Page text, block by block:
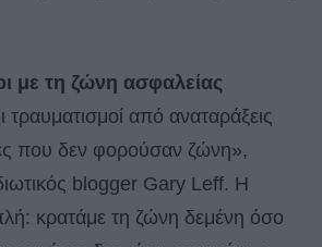
με τη ζώνη ασφαλείας
τραυματισμοί από αναταράξεις
που δεν φορούσαν ζώνη»,
blogger Gary Leff. Η
κρατάμε τη ζώνη δεμένη όσο